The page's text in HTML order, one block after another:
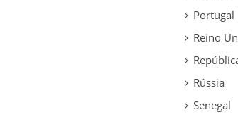
Portugal
Reino
Rússia
Senegal